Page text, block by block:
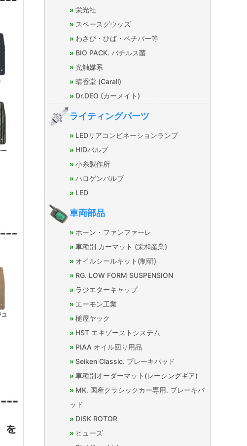
栄光社
スペースグウッズ
わさび・ひば・ベチバー等
BIO PACK. バチルス菌
光触媒系
晴香堂 (Carall)
Dr.DEO (カーメイト)
ライティングパーツ
LEDリアコンビネーションランプ
HIDバルブ
小糸製作所
ハロゲンバルブ
LED
車両部品
ホーン・ファンファーレ
車種別 カーマット (栄和産業)
オイルシールキット(制研)
RG. LOW FORM SUSPENSION
ラジエターキャップ
エーモン工業
槌屋ヤック
HST エキゾーストシステム
PIAA オイル回り用品
Seiken Classic. ブレーキパッド
車種別オーダーマット(レーシングギア)
MK. 国産クラシックカー専用. ブレーキパ
ッド
DISK ROTOR
ヒューズ